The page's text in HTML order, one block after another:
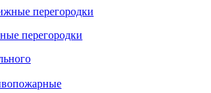
перегородки